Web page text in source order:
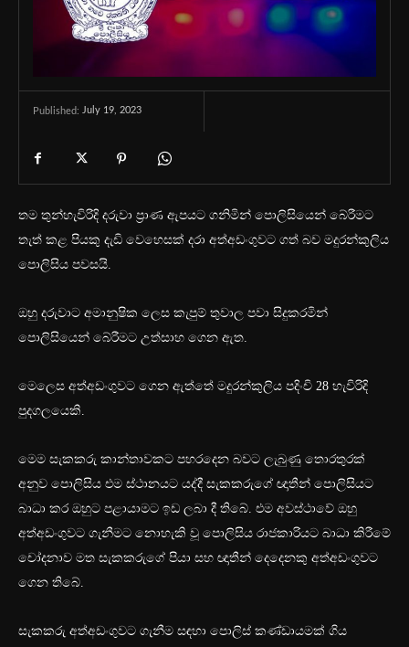
Published: July 19, 2023
තම තුන්හැවිරිදි දරුවා ප්‍රාණ ඇපයට ගනිමින් පොලිසියෙන් බේරීමට
තැත් කළ පියකු දැඩි වෙහෙසක් දරා අත්අඩංගුවට ගත් බව මදුරන්කුලිය
පොලිසිය පවසයි.
ඔහු දරුවාට අමානුෂික ලෙස කැපුම් තුවාල පවා සිදුකරමින්
පොලිසියෙන් බේරීමට උත්සාහ ගෙන ඇත.
මෙලෙස අත්අඩංගුවට ගෙන ඇත්තේ මදුරන්කුලිය පදිංචි 28 හැවිරිදි
පුදගලයෙකි.
මෙම සැකකරු කාන්තාවකට පහරදෙන බවට ලැබුණු තොරතුරක්
අනුව පොලිසිය එම ස්ථානයට යද්දී සැකකරුගේ ඥාතීන් පොලිසියට
බාධා කර ඔහුට පළායාමට ඉඩ ලබා දී තිබේ. එම අවස්ථාවේ ඔහු
අත්අඩංගුවට ගැනීමට නොහැකි වූ පොලිසිය රාජකාරියට බාධා කිරීමේ
චෝදනාව මත සැකකරුගේ පියා සහ ඥාතීන් දෙදෙනකු අත්අඩංගුවට
ගෙන තිබේ.
සැකකරු අත්අඩංගුවට ගැනීම සඳහා පොලිස් කණ්ඩායමක් ගිය